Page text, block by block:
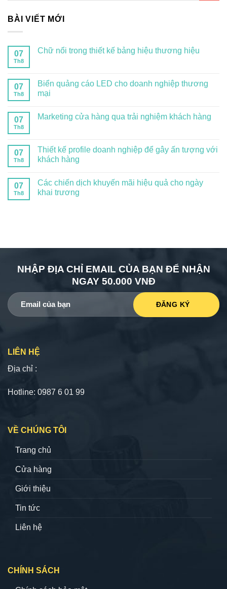
BÀI VIẾT MỚI
07
Th8
Chữ nổi trong thiết kế bảng hiệu thương hiệu
07
Th8
Biển quảng cáo LED cho doanh nghiệp thương
mại
07
Th8
Marketing cửa hàng qua trải nghiệm khách hàng
07
Th8
Thiết kế profile doanh nghiệp để gây ấn tượng với
khách hàng
07
Th8
Các chiến dịch khuyến mãi hiệu quả cho ngày
khai trương
NHẬP ĐỊA CHỈ EMAIL CỦA BẠN ĐỂ NHẬN
NGAY 50.000 VNĐ
LIÊN HỆ
Địa chỉ :
Hotline: 0987 6 01 99
VỀ CHÚNG TÔI
Trang chủ
Cửa hàng
Giới thiệu
Tin tức
Liên hệ
CHÍNH SÁCH